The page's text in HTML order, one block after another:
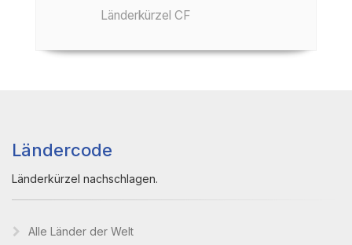
Länderkürzel CF
Ländercode
Länderkürzel nachschlagen.
Alle Länder der Welt